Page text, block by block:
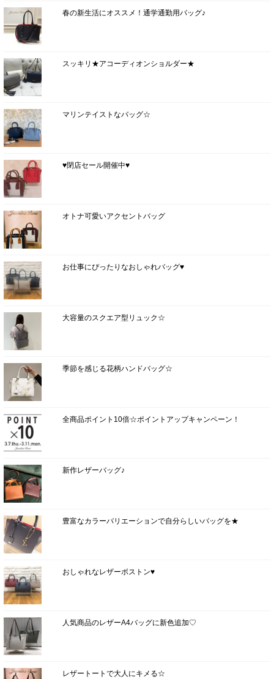
春の新生活にオススメ！通学通勤用バッグ♪
スッキリ★アコーディオンショルダー★
マリンテイストなバッグ☆
♥閉店セール開催中♥
オトナ可愛いアクセントバッグ
お仕事にぴったりなおしゃれバッグ♥
大容量のスクエア型リュック☆
季節を感じる花柄ハンドバッグ☆
全商品ポイント10倍☆ポイントアップキャンペーン！
新作レザーバッグ♪
豊富なカラーバリエーションで自分らしいバッグを★
おしゃれなレザーボストン♥
人気商品のレザーA4バッグに新色追加♡
レザートートで大人にキメる☆